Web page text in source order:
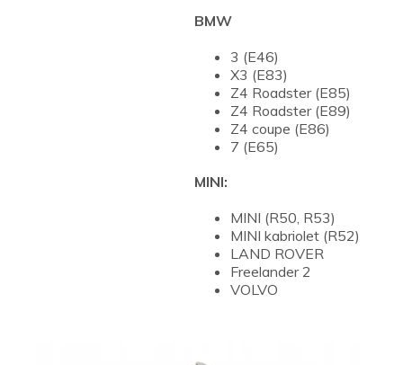
BMW
3 (E46)
X3 (E83)
Z4 Roadster (E85)
Z4 Roadster (E89)
Z4 coupe (E86)
7 (E65)
MINI:
MINI (R50, R53)
MINI kabriolet (R52)
LAND ROVER
Freelander 2
VOLVO